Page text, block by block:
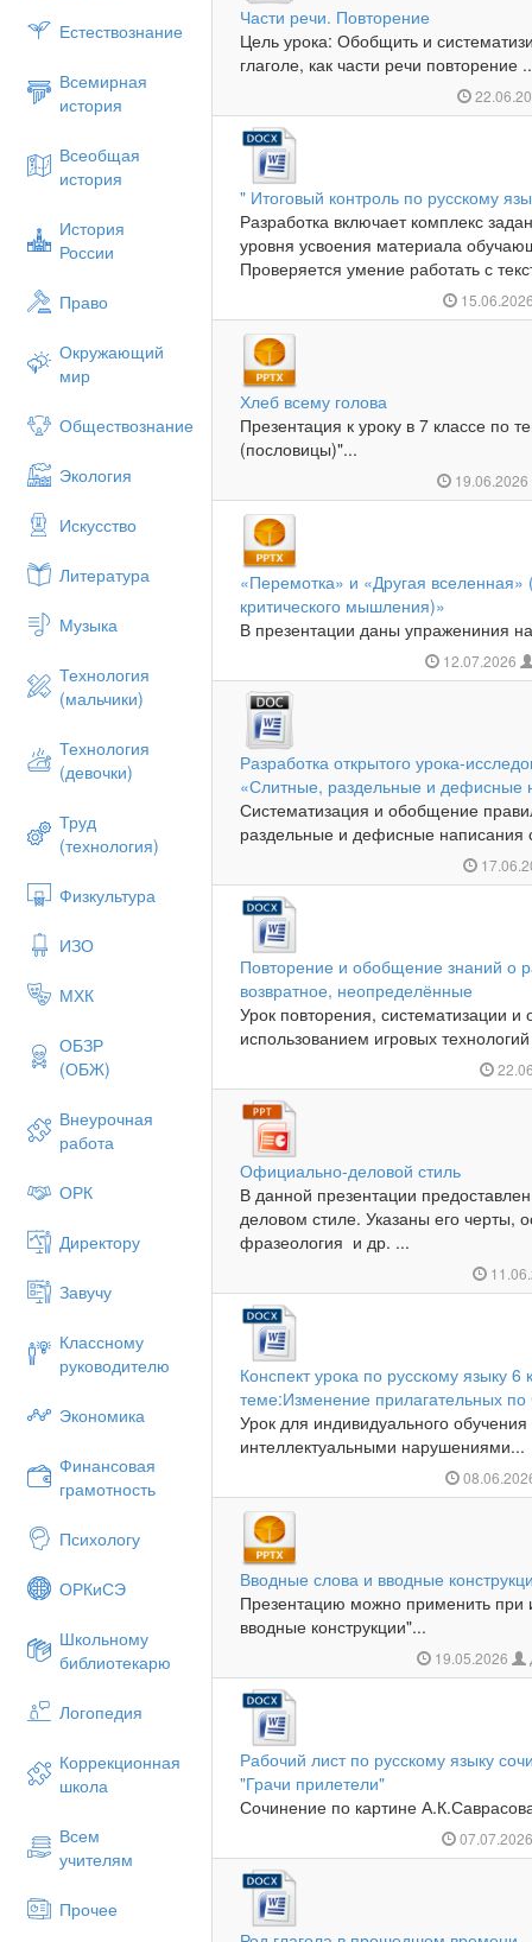
Естествознание
Всемирная
история
Всеобщая
история
История
России
Право
Окружающий
мир
Обществознание
Экология
Искусство
Литература
Музыка
Технология
(мальчики)
Технология
(девочки)
Труд
(технология)
Физкультура
ИЗО
МХК
ОБЗР
(ОБЖ)
Внеурочная
работа
ОРК
Директору
Завучу
Классному
руководителю
Экономика
Финансовая
грамотность
Психологу
ОРКиСЭ
Школьному
библиотекарю
Логопедия
Коррекционная
школа
Всем
учителям
Прочее
Части речи. Повторение
Цель урока: Обобщить и
глаголе, как части речи повторение
" Итоговый контроль по русскому
Разработка включает комплекс
уровня усвоения материала
Проверяется умение работать с
Хлеб всему голова
Презентация к уроку в 7 классе по
(пословицы)"...
19.06.2026
«Перемотка» и «Другая
критического мышления)»
В презентации даны упражениния
12.07.2026
Разработка открытого урока-
«Слитные, раздельные и дефисные
Систематизация и обобщение
раздельные и дефисные написания
Повторение и обобщение знаний о
возвратное, неопределённые
Урок повторения, систематизации
использованием игровых
Официально-деловой стиль
В данной презентации
деловом стиле. Указаны его черты,
фразеология и др. ...
Конспект урока по русскому языку
теме:Изменение прилагательных
Урок для индивидуального
интеллектуальными нарушениями...
Вводные слова и вводные
Презентацию можно применить при
вводные конструкции"...
19.05.2026
Рабочий лист по русскому языку
"Грачи прилетели"
Сочинение по картине